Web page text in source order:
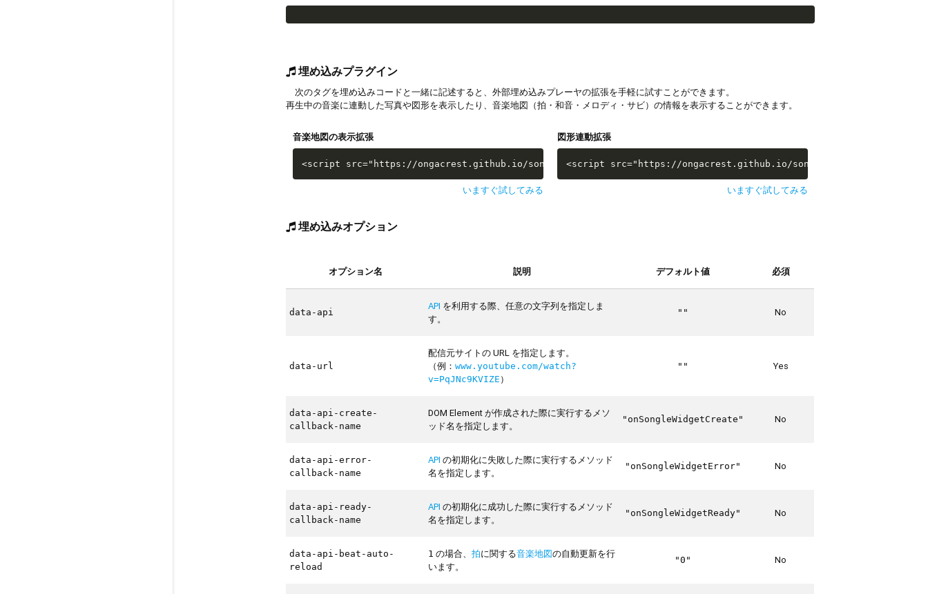
埋め込みプラグイン
次のタグを埋め込みコードと一緒に記述すると、外部埋め込みプレーヤの拡張を手軽に試すことができます。
再生中の音楽に連動した写真や図形を表示したり、音楽地図（拍・和音・メロディ・サビ）の情報を表示することができます。
音楽地図の表示拡張
<script src="https://ongacrest.github.io/songle-widget-api-examples/extras/sw-extra-stats.js"></script>
いますぐ試してみる
図形連動拡張
<script src="https://ongacrest.github.io/songle-widget-api-
いますぐ試してみる
埋め込みオプション
オプション名 説明 デフォルト値 必須
data-api
API を利用する際、任意の文字列を指定しま
す。
"" No
data-url
配信元サイトの URL を指定します。
（例：www.youtube.com/watch?
v=PqJNc9KVIZE ）
"" Yes
data-api-create-
callback-name
DOM Element が作成された際に実行するメソ
ッド名を指定します。
"onSongleWidgetCreate" No
data-api-error-
callback-name
API の初期化に失敗した際に実行するメソッド
名を指定します。
"onSongleWidgetError" No
data-api-ready-
callback-name
API の初期化に成功した際に実行するメソッド
名を指定します。
"onSongleWidgetReady" No
data-api-beat-auto-
reload
1 の場合、拍に関する音楽地図の自動更新を行
います。
"0" No